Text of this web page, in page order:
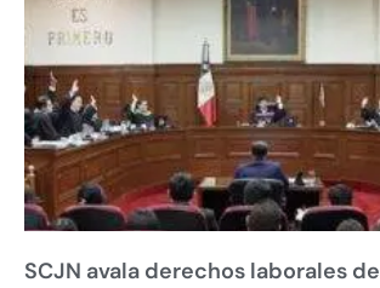
SCJN avala derechos laborales de